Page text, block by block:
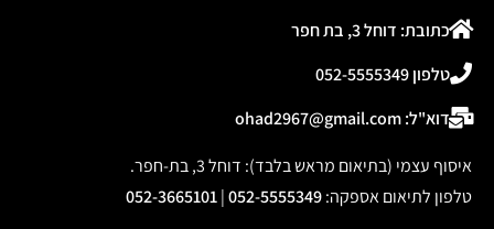
כתובת: דוחל 3, בת חפר
טלפון 052-5555349
דוא"ל: ohad2967@gmail.com
איסוף עצמי (בתיאום מראש בלבד): דוחל 3, בת-חפר.
טלפון לתיאום אספקה:
052-5555349
|
052-3665101